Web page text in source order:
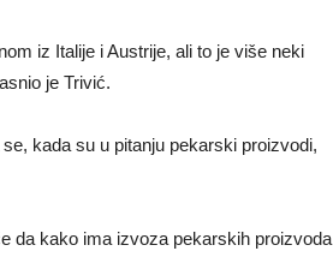
iz Italije i Austrije, ali to je više neki
je Trivić.
kada su u pitanju pekarski proizvodi,
da kako ima izvoza pekarskih proizvoda